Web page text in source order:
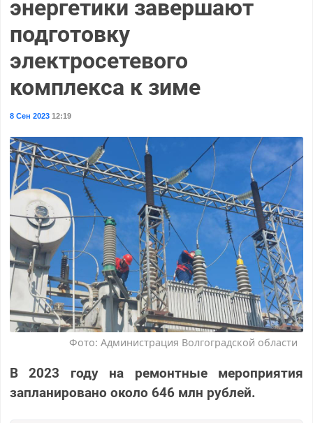
энергетики завершают
подготовку
электросетевого
комплекса к зиме
8 Сен 202312:19
Фото: Администрация Волгоградской области
В 2023 году на ремонтные мероприятия
запланировано около 646 млн рублей.